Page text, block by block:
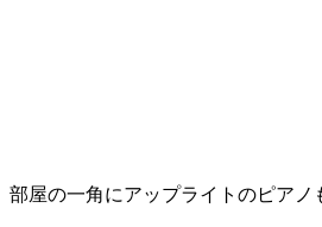
部屋の一角にアップライトのピアノ